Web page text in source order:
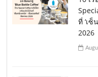
ที่ ‘เซ็
2026